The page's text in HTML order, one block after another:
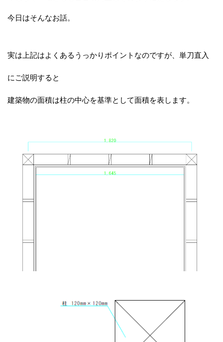
今日はそんなお話。
実は上記はよくあるうっかりポイントなのですが、単刀直入
にご説明すると
建築物の面積は柱の中心を基準として面積を表します。